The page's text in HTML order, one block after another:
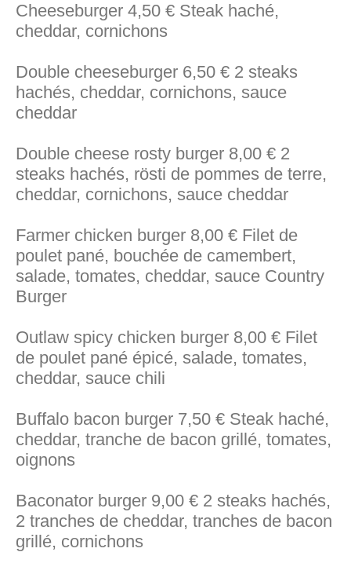
Cheeseburger 4,50 € Steak haché,
cheddar, cornichons
Double cheeseburger 6,50 € 2 steaks
hachés, cheddar, cornichons, sauce
cheddar
Double cheese rosty burger 8,00 € 2
steaks hachés, rösti de pommes de terre,
cheddar, cornichons, sauce cheddar
Farmer chicken burger 8,00 € Filet de
poulet pané, bouchée de camembert,
salade, tomates, cheddar, sauce Country
Burger
Outlaw spicy chicken burger 8,00 € Filet
de poulet pané épicé, salade, tomates,
cheddar, sauce chili
Buffalo bacon burger 7,50 € Steak haché,
cheddar, tranche de bacon grillé, tomates,
oignons
Baconator burger 9,00 € 2 steaks hachés,
2 tranches de cheddar, tranches de bacon
grillé, cornichons